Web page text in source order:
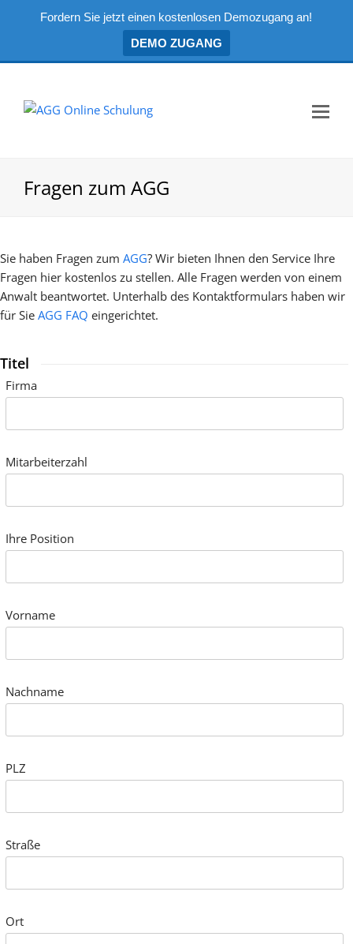
Fordern Sie jetzt einen kostenlosen Demozugang an!
DEMO ZUGANG
Fragen zum AGG
Sie haben Fragen zum AGG? Wir bieten Ihnen den Service Ihre
Fragen hier kostenlos zu stellen. Alle Fragen werden von einem
Anwalt beantwortet. Unterhalb des Kontaktformulars haben wir
für Sie AGG FAQ eingerichtet.
Titel
Firma
Mitarbeiterzahl
Ihre Position
Vorname
Nachname
PLZ
Straße
Ort